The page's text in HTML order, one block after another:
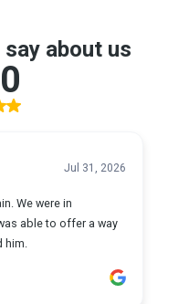
about us
Jul 31, 2026
We were in
able to offer a way
him.